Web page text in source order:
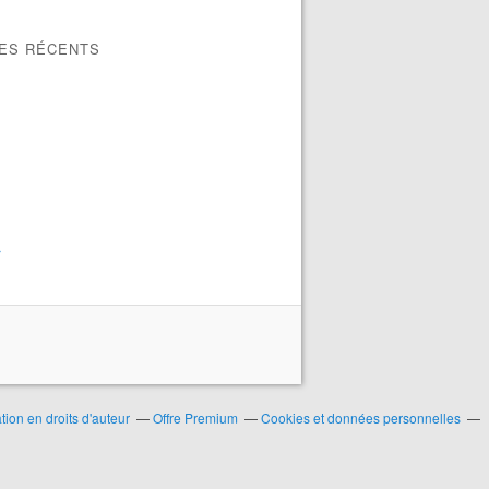
RÉCENTS
en droits d'auteur Offre Premium Cookies et données personnelles